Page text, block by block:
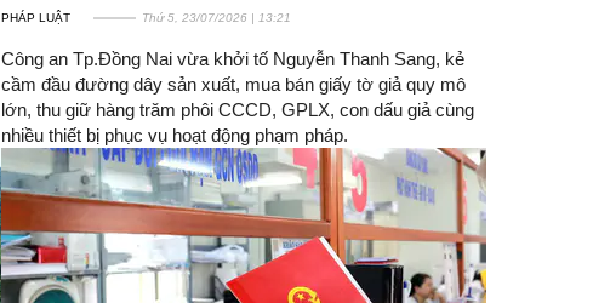
PHÁP LUẬT Thứ 5, 23/07/2026 | 13:21
Công an Tp.Đồng Nai vừa khởi tố Nguyễn Thanh Sang, kẻ
cầm đầu đường dây sản xuất, mua bán giấy tờ giả quy mô
lớn, thu giữ hàng trăm phôi CCCD, GPLX, con dấu giả cùng
nhiều thiết bị phục vụ hoạt động phạm pháp.